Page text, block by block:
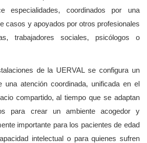
especialidades, coordinados por una
casos y apoyados por otros profesionales
trabajadores sociales, psicólogos o
de la UERVAL se configura un
una atención coordinada, unificada en el
compartido, al tiempo que se adaptan
para crear un ambiente acogedor y
importante para los pacientes de edad
intelectual o para quienes sufren